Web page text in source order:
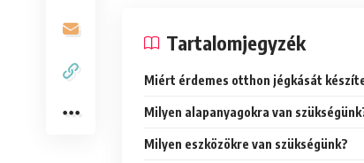
Tartalomjegyzék
Miért érdemes otthon jégkását
Milyen alapanyagokra van
Milyen eszközökre van szükségünk?